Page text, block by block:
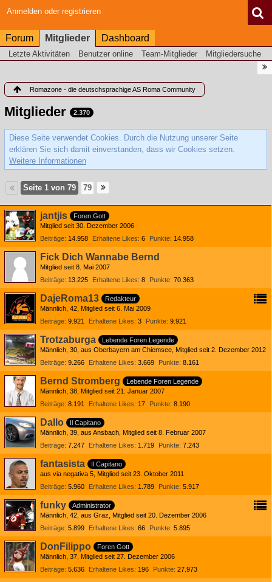
Anmelden oder registrieren
Forum Mitglieder Dashboard
Letzte Aktivitäten Benutzer online Team-Mitglieder Mitgliedersuche
Romazone - die deutschsprachige AS Roma Community
Mitglieder 2.370
Diese Seite verwendet Cookies. Durch die Nutzung unserer Seite
erklären Sie sich damit einverstanden, dass wir Cookies setzen.
Weitere Informationen
Seite 1 von 79 79
jantjis
Foren Gott
Mitglied seit 30. Dezember 2006
Beiträge 14.958 Erhaltene Likes 6 Punkte 14.958
Fick Dich Wannabe Bernd
Mitglied seit 8. Mai 2007
Beiträge 13.225 Erhaltene Likes 8 Punkte 70.363
DajeRoma13
Redakteur
Männlich 42 Mitglied seit 6. Mai 2009
Beiträge 9.921 Erhaltene Likes 3 Punkte 9.921
Trotzaburga
Lebende Foren Legende
Männlich 30 aus Oberbayern am Chiemsee Mitglied seit 2. Dezember 2012
Beiträge 9.266 Erhaltene Likes 3.669 Punkte 8.161
Bernd Stromberg
Lebende Foren Legende
Männlich 38 Mitglied seit 21. Januar 2007
Beiträge 8.191 Erhaltene Likes 17 Punkte 8.190
Dallo
Il Capitano
Männlich 39 aus Ansbach Mitglied seit 8. Februar 2007
Beiträge 7.247 Erhaltene Likes 1.719 Punkte 7.243
fantasista
Il Capitano
aus via negativa 5 Mitglied seit 23. Oktober 2011
Beiträge 5.960 Erhaltene Likes 1.789 Punkte 5.917
funky
Administrator
Männlich 42 aus Graz Mitglied seit 20. Dezember 2006
Beiträge 5.899 Erhaltene Likes 66 Punkte 5.895
DonFilippo
Foren Gott
Männlich 37 Mitglied seit 27. Dezember 2006
Beiträge 5.636 Erhaltene Likes 196 Punkte 27.973